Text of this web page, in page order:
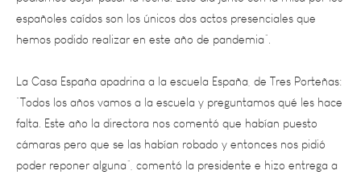
La Casa España apadrina a la escuela España, de Tres Porteñas:
“Todos los años vamos a la escuela y preguntamos qué les hace
falta. Este año la directora nos comentó que habían puesto
cámaras pero que se las habían robado y entonces nos pidió
poder reponer alguna”, comentó la presidente e hizo entrega a
la Escuela España, de un donativo para reponer una de las